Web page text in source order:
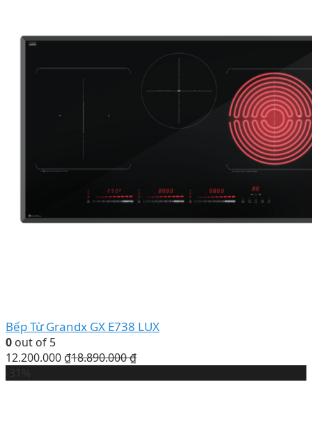
Bếp Từ Grandx GX E738 LUX
0 out of 5
12.200.000 ₫18.890.000₫